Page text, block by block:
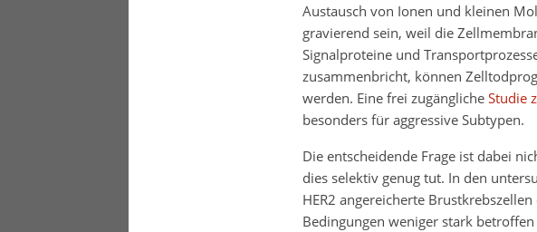
Austausch von Ionen und kleinen
gravierend sein, weil die
Signalproteine und
zusammenbricht, können
werden. Eine frei zugänglicheStudie
besonders für aggressive Subtypen.
Die entscheidende Frage ist dabei
dies selektiv genug tut. In den
HER2 angereicherte
Bedingungen weniger stark